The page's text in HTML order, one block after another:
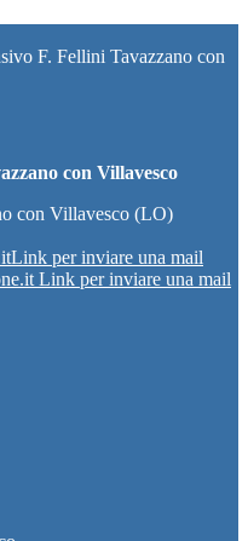
F. Fellini Tavazzano con
con Villavesco
con Villavesco (LO)
Link per inviare una mail
Link per inviare una mail